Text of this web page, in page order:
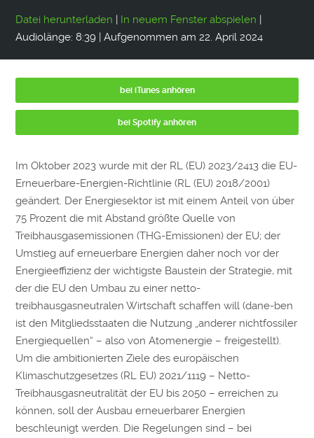
Datei herunterladen | In neuem Fenster abspielen |
Audiolänge: 8:39 |Aufgenommen am 22. April 2024
bei iTunes anhören
bei Spotify anhören
Im Oktober 2023 wurde mit der RL (EU) 2023/2413 die EU-
Erneuerbare-Energien-Richtlinie (RL (EU) 2018/2001)
geändert. Der Energiesektor ist mit einem Anteil von über
75 Prozent die mit Abstand größte Quelle von
Treibhausgasemissionen (THG-Emissionen) der EU; der
Umstieg auf erneuerbare Energien daher noch vor der
Energieeffizienz der wichtigste Baustein der Strategie, mit
der die EU den Umbau zu einer netto-
treibhausgasneutralen Wirtschaft schaffen will (dane-ben
ist den Mitgliedsstaaten die Nutzung „anderer nichtfossiler
Energiequellen“ – also von Atomenergie – freigestellt).
Um die ambitionierten Ziele des europäischen
Klimaschutzgesetzes (RL EU) 2021/1119 – Netto-
Treibhausgasneutralität der EU bis 2050 – erreichen zu
können, soll der Ausbau erneuerbarer Energien
beschleunigt werden. Die Regelungen sind – bei